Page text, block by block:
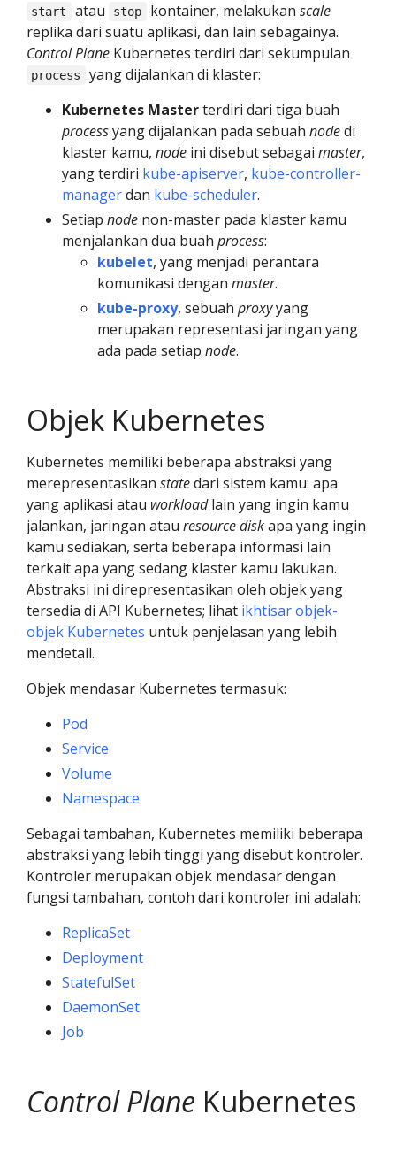
start atau stop kontainer, melakukan scale
replika dari suatu aplikasi, dan lain sebagainya.
Control Plane Kubernetes terdiri dari sekumpulan
process
yang dijalankan di klaster:
Kubernetes Masterterdiri dari tiga buah
processyang dijalankan pada sebuah nodedi
klaster kamu, node ini disebut sebagai master,
yang terdiri kube-apiserver, kube-controller-
managerdan kube-scheduler.
Setiap node non-master pada klaster kamu
menjalankan dua buah process:
kubelet, yang menjadi perantara
komunikasi dengan master.
kube-proxy, sebuah proxyyang
merupakan representasi jaringan yang
ada pada setiap node.
Objek Kubernetes
Kubernetes memiliki beberapa abstraksi yang
merepresentasikan statedari sistem kamu: apa
yang aplikasi atau workloadlain yang ingin kamu
jalankan, jaringan atau resource diskapa yang ingin
kamu sediakan, serta beberapa informasi lain
terkait apa yang sedang klaster kamu lakukan.
Abstraksi ini direpresentasikan oleh objek yang
tersedia di API Kubernetes; lihat ikhtisar objek-
objek Kubernetes untuk penjelasan yang lebih
mendetail.
Objek mendasar Kubernetes termasuk:
Pod
Service
Volume
Namespace
Sebagai tambahan, Kubernetes memiliki beberapa
abstraksi yang lebih tinggi yang disebut kontroler.
Kontroler merupakan objek mendasar dengan
fungsi tambahan, contoh dari kontroler ini adalah:
ReplicaSet
Deployment
StatefulSet
DaemonSet
Job
Control Plane Kubernetes